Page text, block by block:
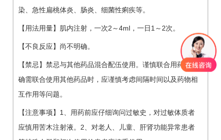
染、急性扁桃体炎、肠炎、细菌性痢疾等。
【用法用量】肌内注射，一次2～4ml，一日1～2次。
【不良反应】尚不明确。
【禁忌】禁忌与其他药品混合配伍使用。谨慎联合用药，如
确需联合使用其他药品时，应谨慎考虑间隔时间以及药物相
互作用等问题。
【注意事项】1、用药前应仔细询问过敏史，对过敏体质者
应慎用苦木注射液。2、对老人、儿童、肝肾功能异常患者